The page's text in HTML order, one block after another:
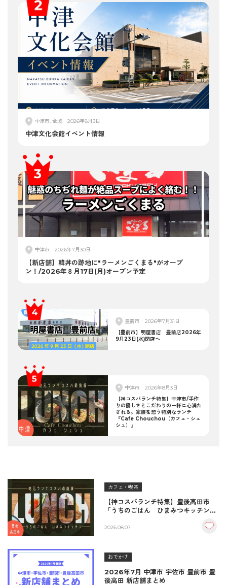
中津市, 全域 2026年8月3日
中津文化会館イベント情報
中津市 2026年7月30日
【新店舗】韓丼の跡地に"ラーメンごくまる"がオープ
ン！/2026年８月17日(月)オープン予定
豊前市
2026年7月31日
【豊前市】明屋書店 豊前店2026年
9月23日(水)閉店へ
中津市
2026年8月3日
【神コスパランチ特集】中津市/手作
りの優しさとこだわりの一杯に心満た
される。家族を想う特別なランチ
『Cafe Chouchou（カフェ・シュ
シュ）』
カフェ・喫茶
【神コスパランチ特集】豊後高田市
「うちのごはん ひまみつキッチン」
＆生姜焼き！
2026.08.07
おでかけ
2026年7月 中津市 宇佐市 豊前市 豊
後高田 新店舗まとめ